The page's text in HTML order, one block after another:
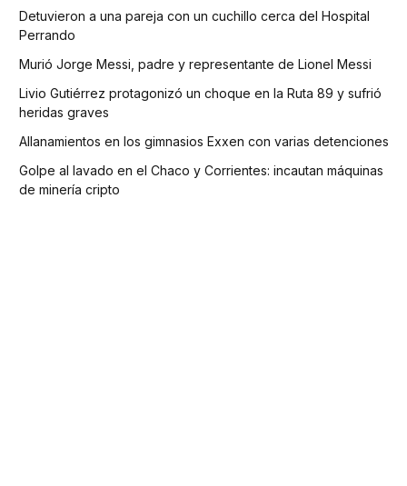
Detuvieron a una pareja con un cuchillo cerca del Hospital
Perrando
Murió Jorge Messi, padre y representante de Lionel Messi
Livio Gutiérrez protagonizó un choque en la Ruta 89 y sufrió
heridas graves
Allanamientos en los gimnasios Exxen con varias detenciones
Golpe al lavado en el Chaco y Corrientes: incautan máquinas
de minería cripto